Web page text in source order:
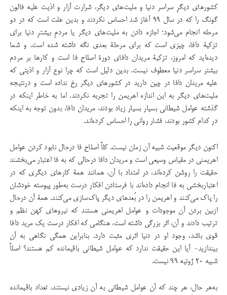
كشورهای دیگرِ سراسر دنیا و ملیت‌های دیگر، شرارت آزار و اذیت علیه فالون
گونگ را كه در سال ۹۹ آغاز شد احساس نكردند و بدین علت است كه در دو
مرحله انجام می‌شود؛ اجازه دادن به ملیت‌های دیگر یا مردمِ بیشترِ دنیا برای
تزكیۀ دافا، چیزی است كه برای مرحلۀ بعدی نگه داشته شده است. و شما
دیده‌اید که امروز، تزکیۀ مریدان دافای دورۀ اصلاح فا است و كارها بر مردم
بیشتر سراسر دنیا معطوف نیست. بدین دلیل است كه چرا نوع آزار و اذیتی که
علیه مریدان دافا در چین دارید در كشورهای دیگر رخ نداده است و درنتیجه
ملیت‌های دیگر به این اندازه اهریمن را تجربه نکردند. اما به خاطر اینکه در
گذشته عوامل شیطانی بسیار بسیار زیاد بودند، مریدان دافا، بدون توجه به اینكه
در كدام كشور بودند، فشار روانی را احساس كرده‌اند.
اكنون دیگر موقعیت شبیه آن زمان نیست. کلاً اصلاح فا درحال نابود کردن عوامل
اهریمنی در مقیاس وسیعی است و مریدان دافا درحالی كه به فا اعتبار می‌بخشند
حقیقت را روشن كرده‌اند، در امتداد با آن، همانند همۀ كارهای دیگری كه در
اعتباربخشی به فا انجام داده‌اند با فرستادن افكار درست به‌طور پیوسته خودشان
را پاك می‌كنند و اهریمن را در بُعدهای دیگر پاك‌سازی می‌كنند. همۀ آن درحال
ازبین بردن آن موجودات و عوامل اهریمنی هستند كه نیروهای كهن نظم و
ترتیب دادند و آن، اثر بزرگی داشته است، هنگامی كه افكار درست یک مرید دافا
قوی ‌باشد، وجود او در دنیا اثری مثبت دارد. بنابراین همگی نگاهی به آن
بیندازید- آیا این حقیقت ندارد كه عوامل شیطانی باقیمانده كم هستند؟ اصلاً
شبیه ۲۰ ژوئیه ۹۹ نیست.
به‌هر حال، هر چند كه آن عوامل شیطانی به آن زیادی نیستند، تعداد باقیمانده